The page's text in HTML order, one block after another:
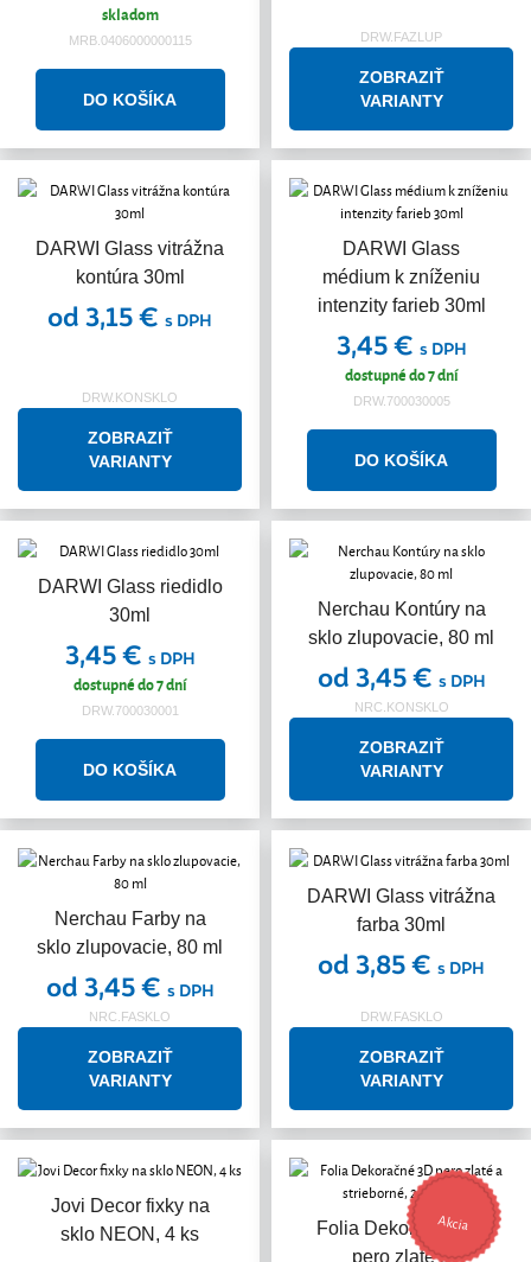
skladom
MRB.0406000000115 DRW.FAZLUP
ZOBRAZIŤ
VARIANTY
DARWI Glass vitrážna
kontúra 30ml
od 3,15 € s DPH
DRW.KONSKLO
ZOBRAZIŤ
VARIANTY
DARWI Glass
médium k zníženiu
intenzity farieb 30ml
3,45 € s DPH
dostupné do 7 dní
DRW.700030005
DARWI Glass riedidlo
30ml
3,45 € s DPH
dostupné do 7 dní
DRW.700030001
Nerchau Kontúry na
sklo zlupovacie, 80 ml
od 3,45 € s DPH
NRC.KONSKLO
ZOBRAZIŤ
VARIANTY
Nerchau Farby na
sklo zlupovacie, 80 ml
od 3,45 € s DPH
NRC.FASKLO
ZOBRAZIŤ
VARIANTY
DARWI Glass vitrážna
farba 30ml
od 3,85 € s DPH
DRW.FASKLO
ZOBRAZIŤ
VARIANTY
Jovi Decor fixky na
sklo NEON, 4 ks
Folia Dekoračné 3D
pero zlaté a
Akcia